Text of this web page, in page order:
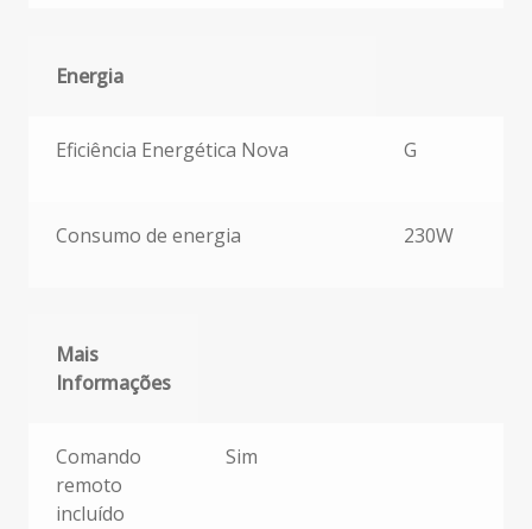
Energia
Eficiência Energética Nova G
Consumo de energia 230W
Mais
Informações
Comando
remoto
incluído
Sim